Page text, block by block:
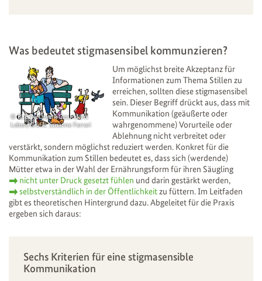
Was bedeutet stigmasensibel kommunzieren?
BLE/Netzwerk Gesund ins
Leben/Grafik: Susanne Ferrari
Um möglichst breite Akzeptanz für
Informationen zum Thema Stillen zu
erreichen, sollten diese stigmasensibel
sein. Dieser Begriff drückt aus, dass mit
Kommunikation (geäußerte oder
wahrgenommene) Vorurteile oder
Ablehnung nicht verbreitet oder
verstärkt, sondern möglichst reduziert werden. Konkret für die
Kommunikation zum Stillen bedeutet es, dass sich (werdende)
Mütter etwa in der Wahl der Ernährungsform für ihren Säugling
nicht unter Druck gesetzt fühlen und darin gestärkt werden,
selbstverständlich in der Öffentlichkeitzu füttern. Im Leitfaden
gibt es theoretischen Hintergrund dazu. Abgeleitet für die Praxis
ergeben sich daraus:
Sechs Kriterien für eine stigmasensible
Kommunikation